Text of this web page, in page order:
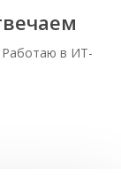
Работаю в ИТ-